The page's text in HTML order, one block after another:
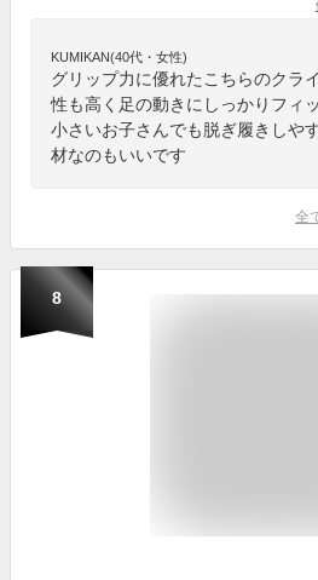
KUMIKAN(40代・女性)
グリップ力に優れたこちらのクラ
性も高く足の動きにしっかりフィ
小さいお子さんでも脱ぎ履きしや
材なのもいいです
全
8